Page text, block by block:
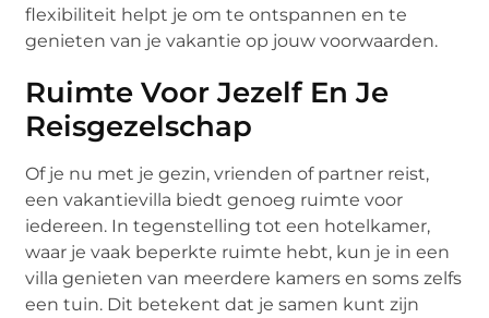
flexibiliteit helpt je om te ontspannen en te
genieten van je vakantie op jouw voorwaarden.
Ruimte Voor Jezelf En Je
Reisgezelschap
Of je nu met je gezin, vrienden of partner reist,
een vakantievilla biedt genoeg ruimte voor
iedereen. In tegenstelling tot een hotelkamer,
waar je vaak beperkte ruimte hebt, kun je in een
villa genieten van meerdere kamers en soms zelfs
een tuin. Dit betekent dat je samen kunt zijn